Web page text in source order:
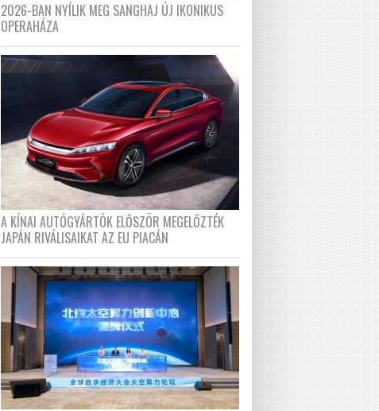
2026-BAN NYÍLIK MEG SANGHAJ ÚJ IKONIKUS
OPERAHÁZA
A KÍNAI AUTÓGYÁRTÓK ELŐSZÖR MEGELŐZTÉK
JAPÁN RIVÁLISAIKAT AZ EU PIACÁN